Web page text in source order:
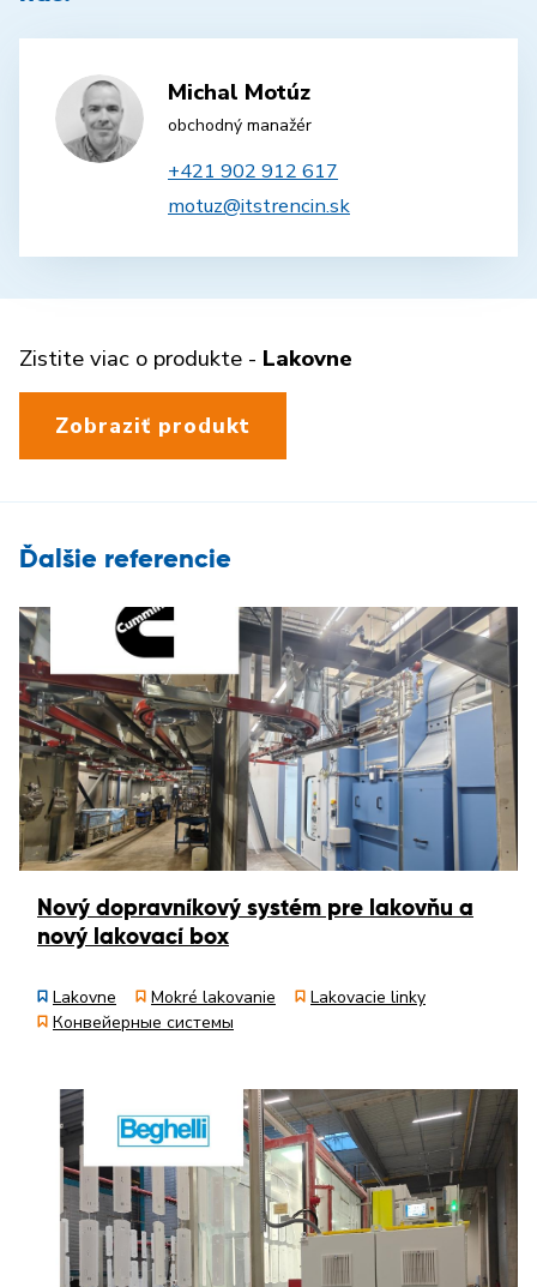
Michal Motúz
obchodný manažér
+421 902 912 617
motuz@itstrencin.sk
Zistite viac o produkte - Lakovne
Zobraziť produkt
Ďalšie referencie
Nový dopravníkový systém pre lakovňu a
nový lakovací box
Lakovne Mokré lakovanie
Lakovacie linky
Конвейерные системы